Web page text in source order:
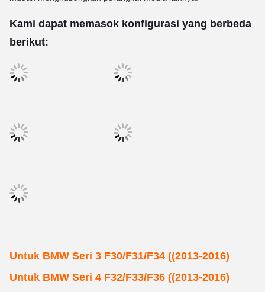
Kami dapat memasok konfigurasi yang berbeda
berikut:
Untuk BMW Seri 3 F30/F31/F34 ((2013-2016)
Untuk BMW Seri 4 F32/F33/F36 ((2013-2016)